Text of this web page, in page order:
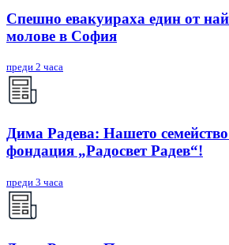
Спешно евакуираха един от
молове в София
преди 2 часа
Дима Радева: Нашето семейство
фондация „Радосвет Радев“!
преди 3 часа